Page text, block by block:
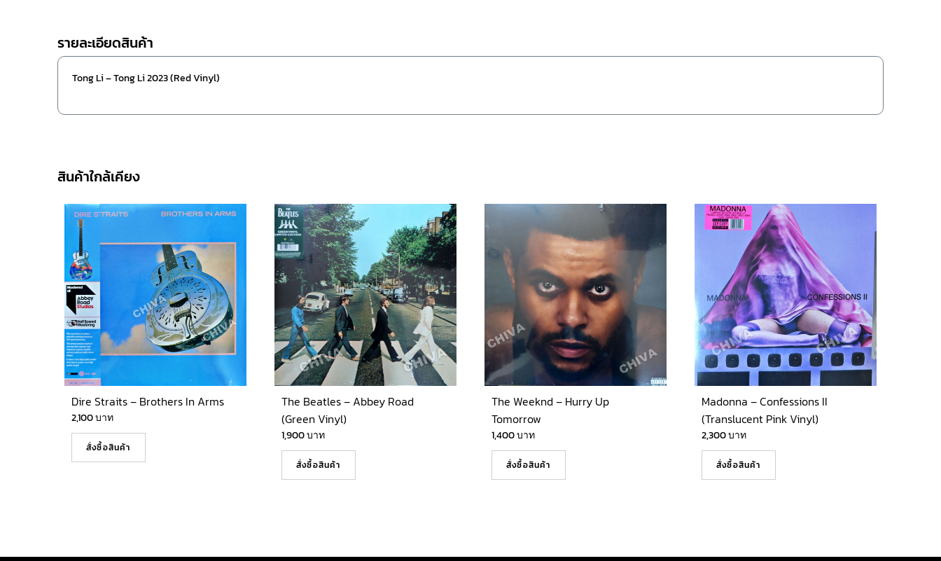
รายละเอียดสินค้า
Tong Li – Tong Li 2023 (Red Vinyl)
สินค้าใกล้เคียง
Dire Straits – Brothers In Arms
2,100บาท
สั่งซื้อสินค้า
The Beatles – Abbey Road
(Green Vinyl)
1,900บาท
สั่งซื้อสินค้า
The Weeknd – Hurry Up
Tomorrow
1,400บาท
สั่งซื้อสินค้า
Madonna – Confessions II
(Translucent Pink Vinyl)
2,300บาท
สั่งซื้อสินค้า